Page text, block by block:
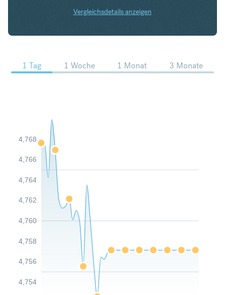
Vergleichsdetails anzeigen
PLN in IDR Trends
1 Tag 1 Woche 1 Monat 3 Monate
4,754
4,756
4,758
4,760
4,762
4,764
4,766
4,768